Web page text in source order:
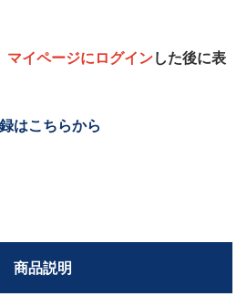
マイページにログインした後に表
はこちらから
商品説明